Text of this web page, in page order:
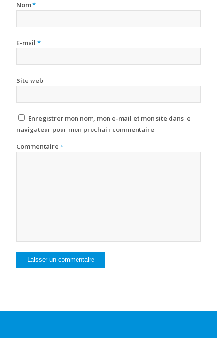
Nom*
E-mail *
Site web
Enregistrer mon nom, mon e-mail et mon site dans le
navigateur pour mon prochain commentaire.
Commentaire *